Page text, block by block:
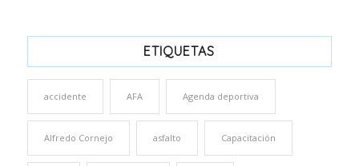
ETIQUETAS
accidente AFA Agenda deportiva
Alfredo Cornejo asfalto Capacitación